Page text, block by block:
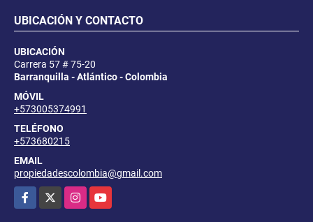
UBICACIÓN Y CONTACTO
UBICACIÓN
Carrera 57 # 75-20
Barranquilla - Atlántico - Colombia
MÓVIL
+573005374991
TELÉFONO
+573680215
EMAIL
propiedadescolombia@gmail.com
Facebook
InstagramYouTube